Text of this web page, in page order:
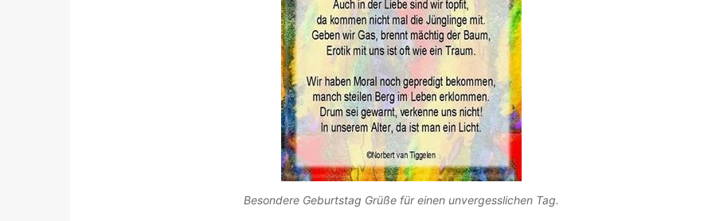
Besondere Geburtstag Grüße für einen unvergesslichen Tag.